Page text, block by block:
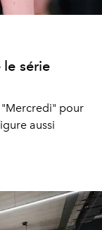
série
"Mercredi" pour
aussi